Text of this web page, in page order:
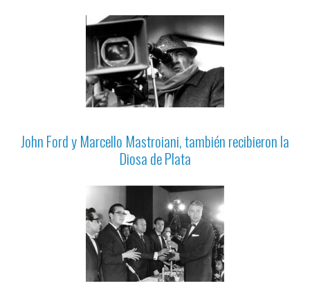
John Ford y Marcello Mastroiani, también recibieron la
Diosa de Plata